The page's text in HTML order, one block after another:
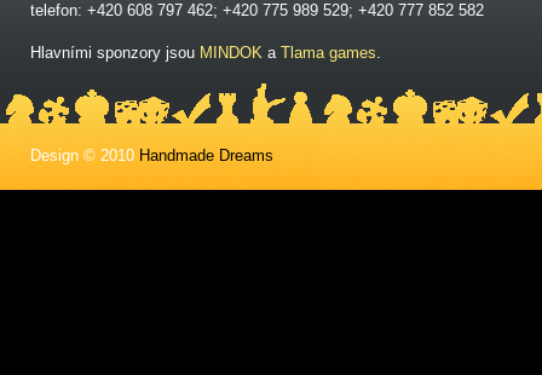
telefon: +420 608 797 462; +420 775 989 529; +420 777 852 582
Hlavními sponzory jsou MINDOK a Tlama games.
Design © 2010 Handmade Dreams